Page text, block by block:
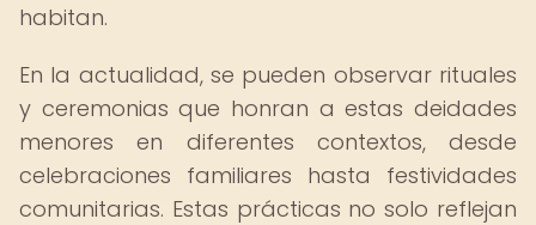
habitan.
En la actualidad, se pueden observar rituales
y ceremonias que honran a estas deidades
menores en diferentes contextos, desde
celebraciones familiares hasta festividades
comunitarias. Estas prácticas no solo reflejan